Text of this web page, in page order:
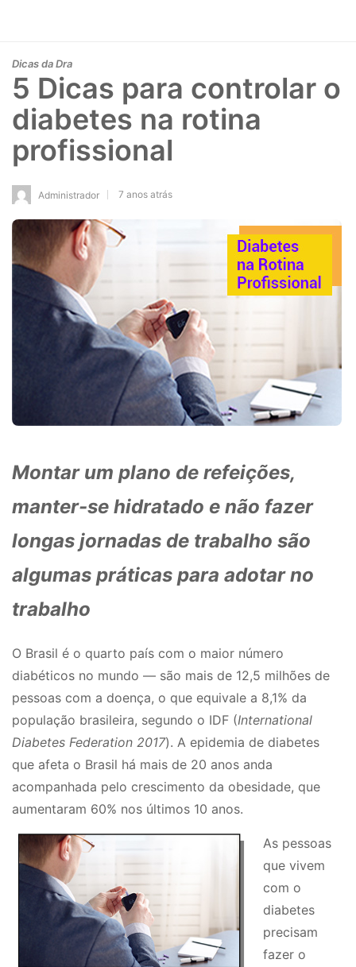
Dicas da Dra
5 Dicas para controlar o
diabetes na rotina
profissional
Administrador 7 anos atrás
Montar um plano de refeições,
manter-se hidratado e não fazer
longas jornadas de trabalho são
algumas práticas para adotar no
trabalho
O Brasil é o quarto país com o maior número
diabéticos no mundo — são mais de 12,5 milhões de
pessoas com a doença, o que equivale a 8,1% da
população brasileira, segundo o IDF (International
Diabetes Federation 2017). A epidemia de diabetes
que afeta o Brasil há mais de 20 anos anda
acompanhada pelo crescimento da obesidade, que
aumentaram 60% nos últimos 10 anos.
As pessoas
que vivem
com o
diabetes
precisam
fazer o